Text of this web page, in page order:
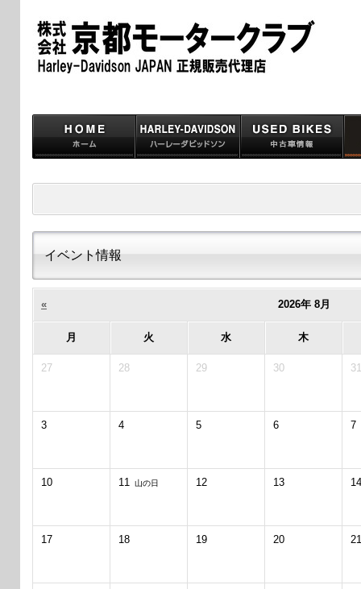
イベント情報
« 2026年 8月
月 火 水 木
27 28 29 30 31
3 4 5 6 7
10 11 山の日 12 13 14
17 18 19 20 21